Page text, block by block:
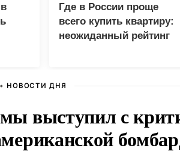
Где в России проще
всего купить квартиру:
неожиданный рейтинг
НОВОСТИ ДНЯ
выступил с